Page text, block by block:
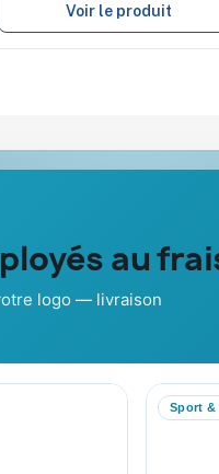
Voir le produit
au
logo — livraison
Sport
goodies
À
Nos
pour
Ils